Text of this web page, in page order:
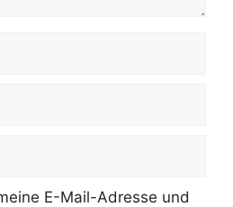
E-Mail-Adresse und